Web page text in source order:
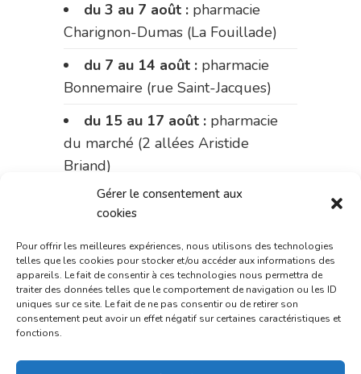
Gérer le consentement aux
cookies
Pour offrir les meilleures expériences, nous utilisons des technologies
telles que les cookies pour stocker et/ou accéder aux informations des
appareils. Le fait de consentir à ces technologies nous permettra de
traiter des données telles que le comportement de navigation ou les ID
uniques sur ce site. Le fait de ne pas consentir ou de retirer son
consentement peut avoir un effet négatif sur certaines caractéristiques et
fonctions.
du 3 au 7 août : pharmacie
Charignon-Dumas (La Fouillade)
du 7 au 14 août : pharmacie
Bonnemaire (rue Saint-Jacques)
du 15 au 17 août : pharmacie
du marché (2 allées Aristide
Briand)
Le 17 août :pharmacie
Charignon-Dumas (La Fouillade)
du 17 au 21 août :pharmacie
Palobart (Laguépie)
du 21 au 28 août :pharmacie
du 28 au 31 août :pharmacie